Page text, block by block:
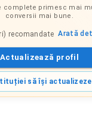
complete primesc mai
conversii mai bune.
recomandate Arată
Actualizează profil
să își